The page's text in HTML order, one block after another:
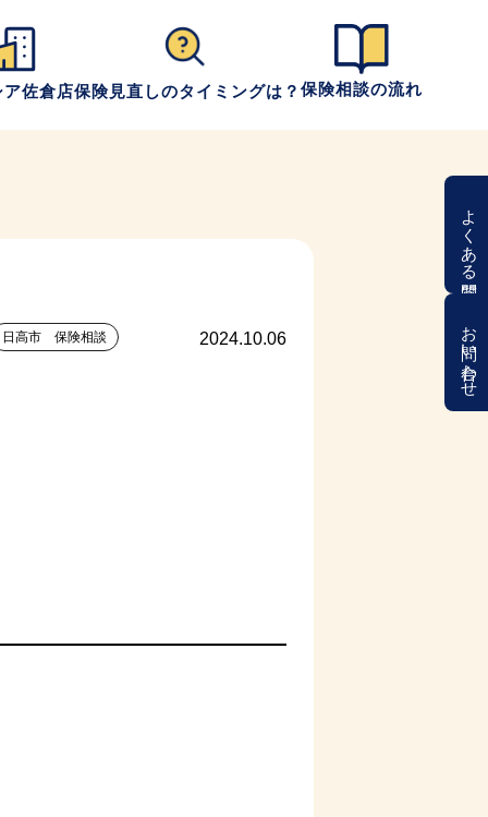
佐倉店保険見直しのタイミングは？ 保険相談の流れ
よくある質問
お問い合わせ
2024.10.06
日高市 保険相談